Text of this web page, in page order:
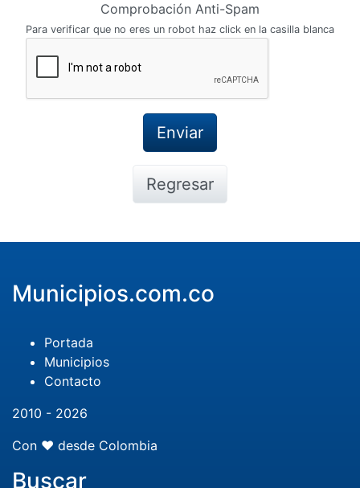
Comprobación Anti-Spam
Para verificar que no eres un robot haz click en la casilla blanca
Regresar
Municipios.com.co
Portada
Municipios
Contacto
2010 - 2026
Con ❤️ desde Colombia
Buscar